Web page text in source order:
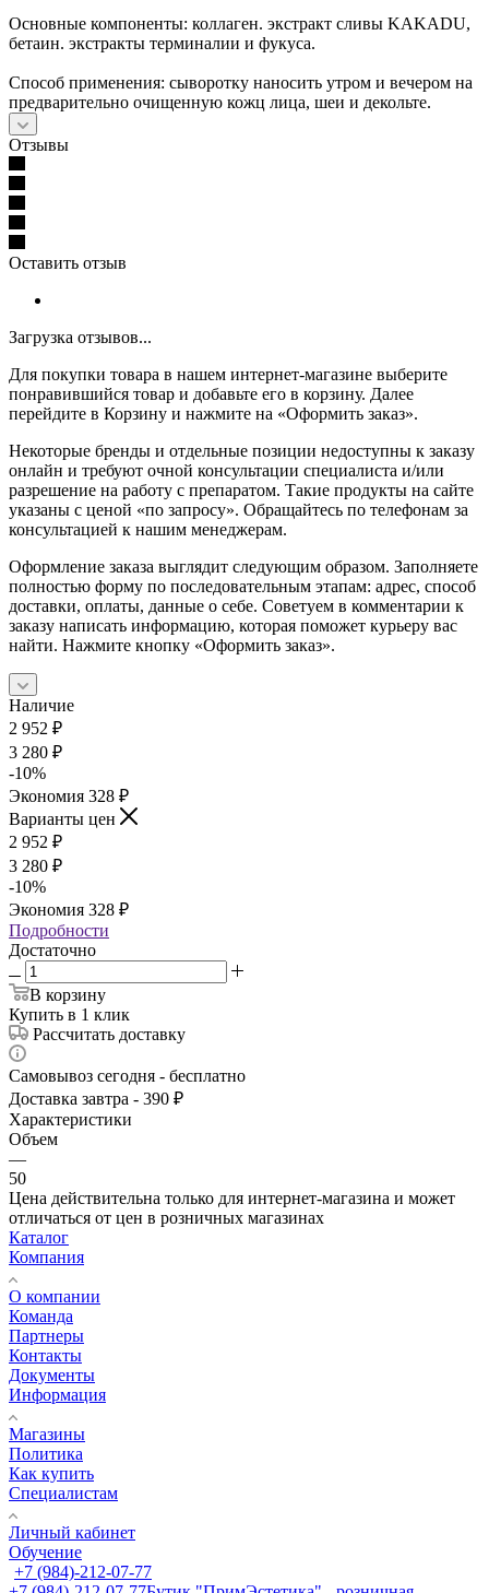
Основные компоненты: коллаген. экстракт сливы KAKADU,
бетаин. экстракты терминалии и фукуса.
Способ применения: сыворотку наносить утром и вечером на
предварительно очищенную кожц лица, шеи и декольте.
Отзывы
Оставить отзыв
Загрузка отзывов...
Для покупки товара в нашем интернет-магазине выберите
понравившийся товар и добавьте его в корзину. Далее
перейдите в Корзину и нажмите на «Оформить заказ».
Некоторые бренды и отдельные позиции недоступны к заказу
онлайн и требуют очной консультации специалиста и/или
разрешение на работу с препаратом. Такие продукты на сайте
указаны с ценой «по запросу». Обращайтесь по телефонам за
консультацией к нашим менеджерам.
Оформление заказа выглядит следующим образом. Заполняете
полностью форму по последовательным этапам: адрес, способ
доставки, оплаты, данные о себе. Советуем в комментарии к
заказу написать информацию, которая поможет курьеру вас
найти. Нажмите кнопку «Оформить заказ».
Наличие
2 952 ₽
3 280 ₽
-10%
Экономия 328 ₽
Варианты цен
2 952 ₽
3 280 ₽
-10%
Экономия 328 ₽
Подробности
Достаточно
В корзину
Купить в 1 клик
Рассчитать доставку
Самовывоз сегодня - бесплатно
Доставка завтра - 390 ₽
Характеристики
Объем
—
50
Цена действительна только для интернет-магазина и может
отличаться от цен в розничных магазинах
Каталог
Компания
О компании
Команда
Партнеры
Контакты
Документы
Информация
Магазины
Политика
Как купить
Специалистам
Личный кабинет
Обучение
+7 (984)-212-07-77